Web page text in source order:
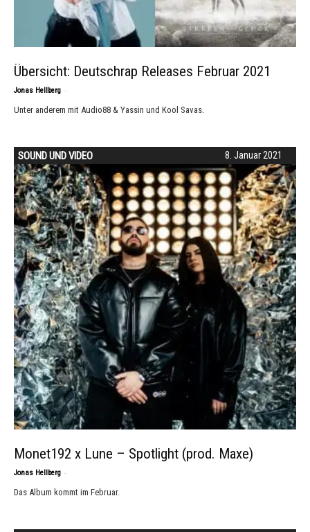
Übersicht: Deutschrap Releases Februar 2021
Jonas Hellberg -
Unter anderem mit Audio88 & Yassin und Kool Savas.
8. Januar 2021
SOUND UND VIDEO
Monet192 x Lune – Spotlight (prod. Maxe)
Jonas Hellberg -
Das Album kommt im Februar.